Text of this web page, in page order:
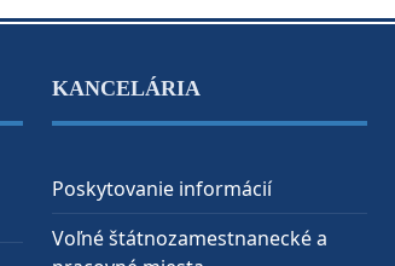
KANCELÁRIA
Poskytovanie informácií
Voľné štátnozamestnanecké a